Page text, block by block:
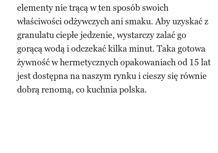
elementy nie trącą w ten sposób swoich
właściwości odżywczych ani smaku. Aby uzyskać z
granulatu ciepłe jedzenie, wystarczy zalać go
gorącą wodą i odczekać kilka minut. Taka gotowa
żywność w hermetycznych opakowaniach od 15 lat
jest dostępna na naszym rynku i cieszy się równie
dobrą renomą, co kuchnia polska.